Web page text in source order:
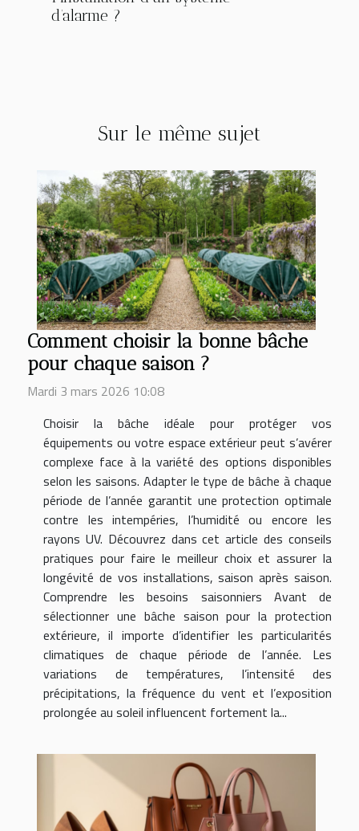
d’alarme ?
Sur le même sujet
Comment choisir la bonne bâche
pour chaque saison ?
Mardi 3 mars 2026 10:08
Choisir la bâche idéale pour protéger vos
équipements ou votre espace extérieur peut s’avérer
complexe face à la variété des options disponibles
selon les saisons. Adapter le type de bâche à chaque
période de l’année garantit une protection optimale
contre les intempéries, l’humidité ou encore les
rayons UV. Découvrez dans cet article des conseils
pratiques pour faire le meilleur choix et assurer la
longévité de vos installations, saison après saison.
Comprendre les besoins saisonniers Avant de
sélectionner une bâche saison pour la protection
extérieure, il importe d’identifier les particularités
climatiques de chaque période de l’année. Les
variations de températures, l’intensité des
précipitations, la fréquence du vent et l’exposition
prolongée au soleil influencent fortement la...